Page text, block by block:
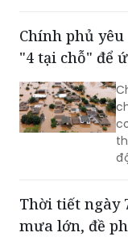
Chính phủ
"4 tại chỗ" để
Thời tiết ngày
mưa lớn, đề